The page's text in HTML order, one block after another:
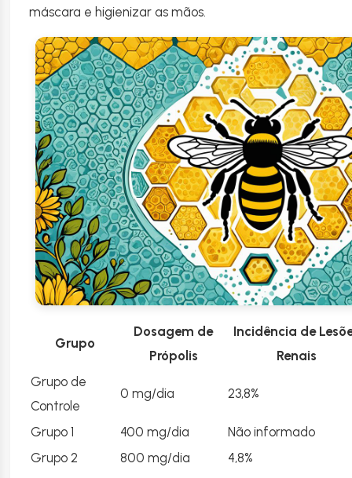
máscara e higienizar as mãos.
Grupo
Dosagem de
Própolis
Incidência de
Renais
Grupo de
Controle
0 mg/dia 23,8%
Grupo 1 400 mg/dia
Não informado
Grupo 2
800 mg/dia 4,8%